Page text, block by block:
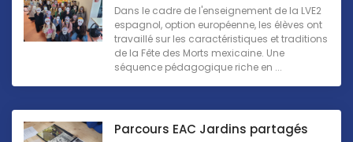
Dans le cadre de l'enseignement de la LVE2
espagnol, option européenne, les élèves ont
travaillé sur les caractéristiques et traditions
de la Fête des Morts mexicaine. Une
séquence pédagogique riche en ...
Parcours EAC Jardins partagés